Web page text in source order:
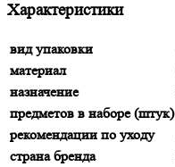
Характеристики
вид упаковки
материал
назначение
предметов в наборе (штук)
рекомендации по уходу
страна бренда